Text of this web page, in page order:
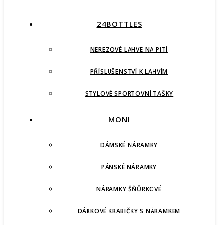
24BOTTLES
NEREZOVÉ LAHVE NA PITÍ
PŘÍSLUŠENSTVÍ K LAHVÍM
STYLOVÉ SPORTOVNÍ TAŠKY
MONI
DÁMSKÉ NÁRAMKY
PÁNSKÉ NÁRAMKY
NÁRAMKY ŠŇŮRKOVÉ
DÁRKOVÉ KRABIČKY S NÁRAMKEM